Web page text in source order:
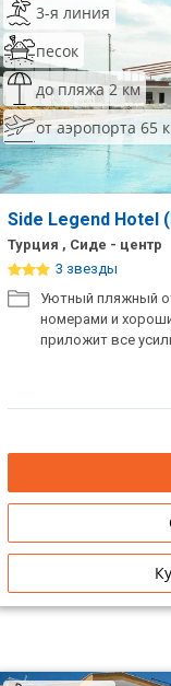
3-я линия
песок
до пляжа 2 км
от аэропорта 65
Side Legend Hotel
Турция , Сиде - центр
3 звезды
Уютный пляжный
номерами и
приложит все